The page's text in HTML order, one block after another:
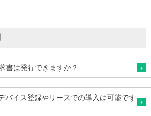
書は発行できますか？
バイス登録やリースでの導入は可能です